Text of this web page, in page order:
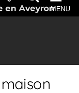
en AveyronMENU